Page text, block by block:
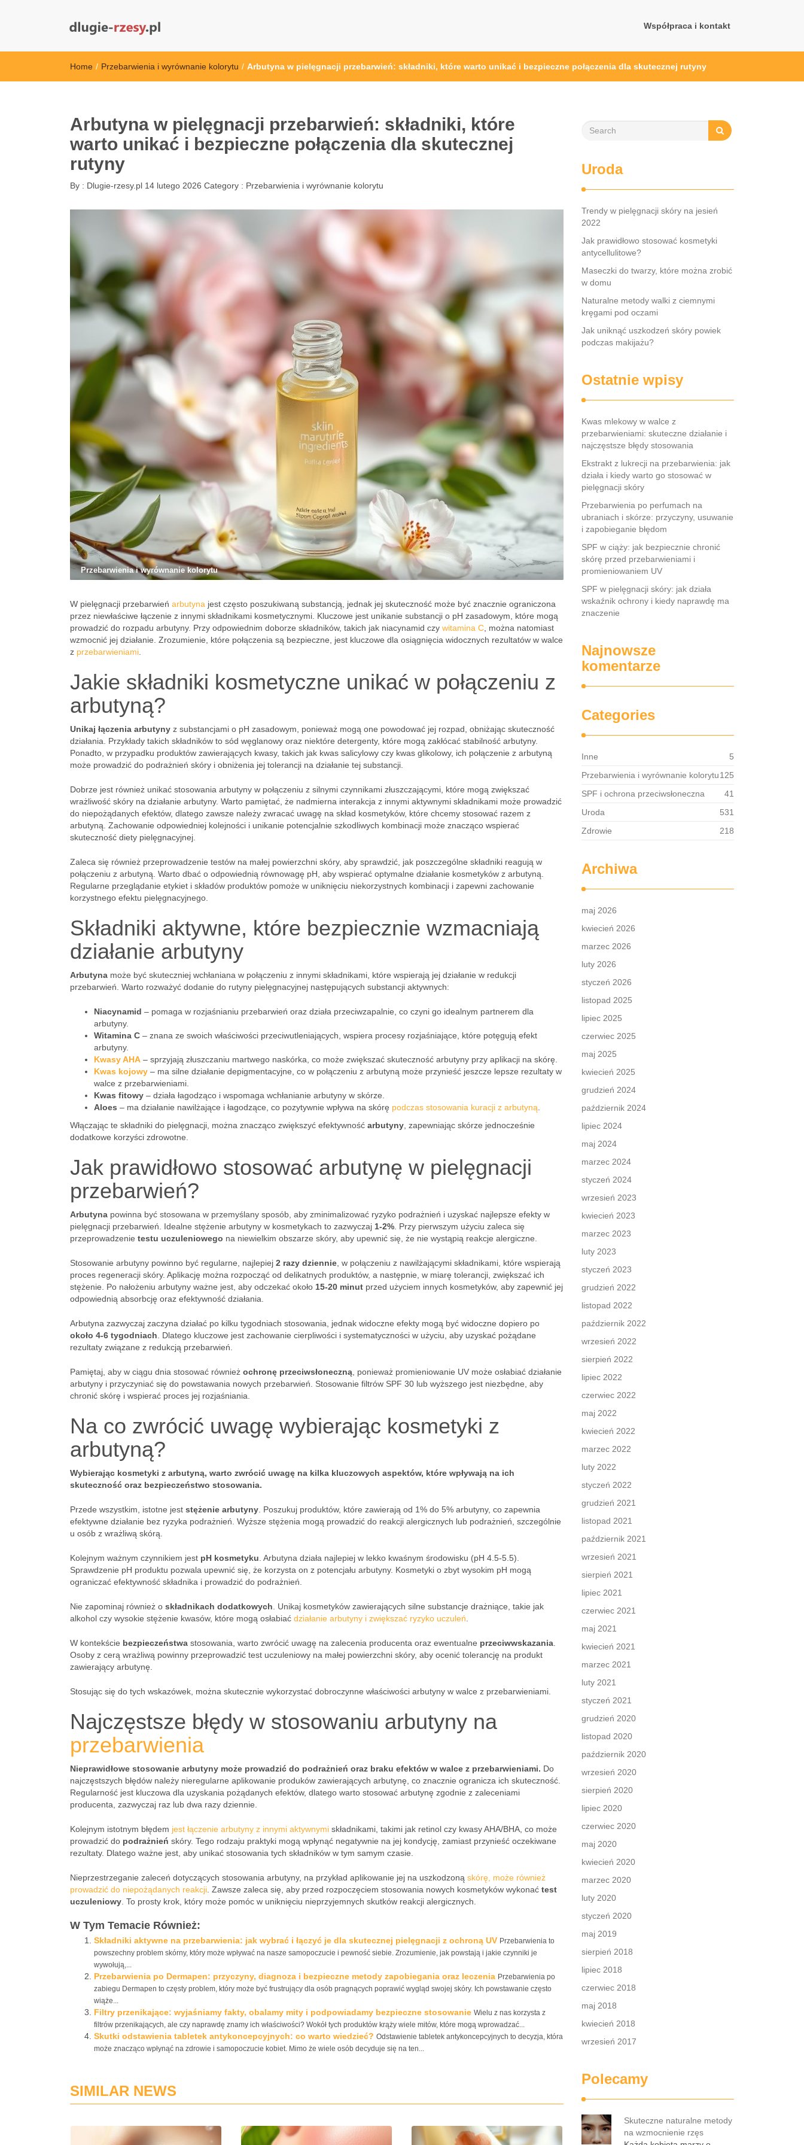
Współpraca i kontakt
Home / Przebarwienia i wyrównanie kolorytu / Arbutyna w pielęgnacji przebarwień: składniki, które warto unikać i bezpieczne połączenia dla skutecznej rutyny
Arbutyna w pielęgnacji przebarwień: składniki, które
warto unikać i bezpieczne połączenia dla skutecznej
rutyny
By : Dlugie-rzesy.pl 14 lutego 2026 Category : Przebarwienia i wyrównanie kolorytu
Przebarwienia i wyrównanie kolorytu
W pielęgnacji przebarwień arbutyna jest często poszukiwaną substancją, jednak jej skuteczność może być znacznie ograniczona
przez niewłaściwe łączenie z innymi składnikami kosmetycznymi. Kluczowe jest unikanie substancji o pH zasadowym, które mogą
prowadzić do rozpadu arbutyny. Przy odpowiednim doborze składników, takich jak niacynamid czy witamina C , można natomiast
wzmocnić jej działanie. Zrozumienie, które połączenia są bezpieczne, jest kluczowe dla osiągnięcia widocznych rezultatów w walce
z przebarwieniami
Jakie składniki kosmetyczne unikać w połączeniu z
arbutyną?
Unikaj łączenia arbutyny z substancjami o pH zasadowym, ponieważ mogą one powodować jej rozpad, obniżając skuteczność
działania. Przykłady takich składników to sód węglanowy oraz niektóre detergenty, które mogą zakłócać stabilność arbutyny.
Ponadto, w przypadku produktów zawierających kwasy, takich jak kwas salicylowy czy kwas glikolowy, ich połączenie z arbutyną
może prowadzić do podrażnień skóry i obniżenia jej tolerancji na działanie tej substancji.
Dobrze jest również unikać stosowania arbutyny w połączeniu z silnymi czynnikami złuszczającymi, które mogą zwiększać
wrażliwość skóry na działanie arbutyny. Warto pamiętać, że nadmierna interakcja z innymi aktywnymi składnikami może prowadzić
do niepożądanych efektów, dlatego zawsze należy zwracać uwagę na skład kosmetyków, które chcemy stosować razem z
arbutyną. Zachowanie odpowiedniej kolejności i unikanie potencjalnie szkodliwych kombinacji może znacząco wspierać
skuteczność diety pielęgnacyjnej.
Zaleca się również przeprowadzenie testów na małej powierzchni skóry, aby sprawdzić, jak poszczególne składniki reagują w
połączeniu z arbutyną. Warto dbać o odpowiednią równowagę pH, aby wspierać optymalne działanie kosmetyków z arbutyną.
Regularne przeglądanie etykiet i składów produktów pomoże w uniknięciu niekorzystnych kombinacji i zapewni zachowanie
korzystnego efektu pielęgnacyjnego.
Składniki aktywne, które bezpiecznie wzmacniają
działanie arbutyny
Arbutyna może być skuteczniej wchłaniana w połączeniu z innymi składnikami, które wspierają jej działanie w redukcji
przebarwień. Warto rozważyć dodanie do rutyny pielęgnacyjnej następujących substancji aktywnych:
Niacynamid – pomaga w rozjaśnianiu przebarwień oraz działa przeciwzapalnie, co czyni go idealnym partnerem dla
arbutyny.
Witamina C – znana ze swoich właściwości przeciwutleniających, wspiera procesy rozjaśniające, które potęgują efekt
arbutyny.
Kwasy AHA – sprzyjają złuszczaniu martwego naskórka, co może zwiększać skuteczność arbutyny przy aplikacji na skórę.
Kwas kojowy – ma silne działanie depigmentacyjne, co w połączeniu z arbutyną może przynieść jeszcze lepsze rezultaty w
walce z przebarwieniami.
Kwas fitowy – działa łagodząco i wspomaga wchłanianie arbutyny w skórze.
Aloes – ma działanie nawilżające i łagodzące, co pozytywnie wpływa na skórę podczas stosowania kuracji z arbutyną
Włączając te składniki do pielęgnacji, można znacząco zwiększyć efektywność arbutyny , zapewniając skórze jednocześnie
dodatkowe korzyści zdrowotne.
Jak prawidłowo stosować arbutynę w pielęgnacji
przebarwień?
Arbutyna powinna być stosowana w przemyślany sposób, aby zminimalizować ryzyko podrażnień i uzyskać najlepsze efekty w
pielęgnacji przebarwień. Idealne stężenie arbutyny w kosmetykach to zazwyczaj 1-2% . Przy pierwszym użyciu zaleca się
przeprowadzenie testu uczuleniowego na niewielkim obszarze skóry, aby upewnić się, że nie wystąpią reakcje alergiczne.
Stosowanie arbutyny powinno być regularne, najlepiej 2 razy dziennie , w połączeniu z nawilżającymi składnikami, które wspierają
proces regeneracji skóry. Aplikację można rozpocząć od delikatnych produktów, a następnie, w miarę tolerancji, zwiększać ich
stężenie. Po nałożeniu arbutyny ważne jest, aby odczekać około 15-20 minut przed użyciem innych kosmetyków, aby zapewnić jej
odpowiednią absorbcję oraz efektywność działania.
Arbutyna zazwyczaj zaczyna działać po kilku tygodniach stosowania, jednak widoczne efekty mogą być widoczne dopiero po
około 4-6 tygodniach . Dlatego kluczowe jest zachowanie cierpliwości i systematyczności w użyciu, aby uzyskać pożądane
rezultaty związane z redukcją przebarwień.
Pamiętaj, aby w ciągu dnia stosować również ochronę przeciwsłoneczną , ponieważ promieniowanie UV może osłabiać działanie
arbutyny i przyczyniać się do powstawania nowych przebarwień. Stosowanie filtrów SPF 30 lub wyższego jest niezbędne, aby
chronić skórę i wspierać proces jej rozjaśniania.
Na co zwrócić uwagę wybierając kosmetyki z
arbutyną?
Wybierając kosmetyki z arbutyną, warto zwrócić uwagę na kilka kluczowych aspektów, które wpływają na ich
skuteczność oraz bezpieczeństwo stosowania.
Przede wszystkim, istotne jest stężenie arbutyny . Poszukuj produktów, które zawierają od 1% do 5% arbutyny, co zapewnia
efektywne działanie bez ryzyka podrażnień. Wyższe stężenia mogą prowadzić do reakcji alergicznych lub podrażnień, szczególnie
u osób z wrażliwą skórą.
Kolejnym ważnym czynnikiem jest pH kosmetyku . Arbutyna działa najlepiej w lekko kwaśnym środowisku (pH 4.5-5.5).
Sprawdzenie pH produktu pozwala upewnić się, że korzysta on z potencjału arbutyny. Kosmetyki o zbyt wysokim pH mogą
ograniczać efektywność składnika i prowadzić do podrażnień.
Nie zapominaj również o składnikach dodatkowych . Unikaj kosmetyków zawierających silne substancje drażniące, takie jak
alkohol czy wysokie stężenie kwasów, które mogą osłabiać działanie arbutyny i zwiększać ryzyko uczuleń
W kontekście bezpieczeństwa stosowania, warto zwrócić uwagę na zalecenia producenta oraz ewentualne przeciwwskazania
Osoby z cerą wrażliwą powinny przeprowadzić test uczuleniowy na małej powierzchni skóry, aby ocenić tolerancję na produkt
zawierający arbutynę.
Stosując się do tych wskazówek, można skutecznie wykorzystać dobroczynne właściwości arbutyny w walce z przebarwieniami.
Najczęstsze błędy w stosowaniu arbutyny na
przebarwienia
Nieprawidłowe stosowanie arbutyny może prowadzić do podrażnień oraz braku efektów w walce z przebarwieniami. Do
najczęstszych błędów należy nieregularne aplikowanie produków zawierających arbutynę, co znacznie ogranicza ich skuteczność.
Regularność jest kluczowa dla uzyskania pożądanych efektów, dlatego warto stosować arbutynę zgodnie z zaleceniami
producenta, zazwyczaj raz lub dwa razy dziennie.
Kolejnym istotnym błędem jest łączenie arbutyny z innymi aktywnymi składnikami, takimi jak retinol czy kwasy AHA/BHA, co może
prowadzić do podrażnień skóry. Tego rodzaju praktyki mogą wpłynąć negatywnie na jej kondycję, zamiast przynieść oczekiwane
rezultaty. Dlatego ważne jest, aby unikać stosowania tych składników w tym samym czasie.
Nieprzestrzeganie zaleceń dotyczących stosowania arbutyny, na przykład aplikowanie jej na uszkodzoną skórę, może również
prowadzić do niepożądanych reakcji . Zawsze zaleca się, aby przed rozpoczęciem stosowania nowych kosmetyków wykonać test
uczuleniowy . To prosty krok, który może pomóc w uniknięciu nieprzyjemnych skutków reakcji alergicznych.
W Tym Temacie Również:
Składniki aktywne na przebarwienia: jak wybrać i łączyć je dla skutecznej pielęgnacji z ochroną UV Przebarwienia to
powszechny problem skórny, który może wpływać na nasze samopoczucie i pewność siebie. Zrozumienie, jak powstają i jakie czynniki je
wywołują,...
Przebarwienia po Dermapen: przyczyny, diagnoza i bezpieczne metody zapobiegania oraz leczenia Przebarwienia po
zabiegu Dermapen to częsty problem, który może być frustrujący dla osób pragnących poprawić wygląd swojej skóry. Ich powstawanie często
wiąże...
Filtry przenikające: wyjaśniamy fakty, obalamy mity i podpowiadamy bezpieczne stosowanie Wielu z nas korzysta z
filtrów przenikających, ale czy naprawdę znamy ich właściwości? Wokół tych produktów krąży wiele mitów, które mogą wprowadzać...
Skutki odstawienia tabletek antykoncepcyjnych: co warto wiedzieć? Odstawienie tabletek antykoncepcyjnych to decyzja, która
może znacząco wpłynąć na zdrowie i samopoczucie kobiet. Mimo że wiele osób decyduje się na ten...
SIMILAR NEWS
Uroda
Trendy w pielęgnacji skóry na jesień
2022
Jak prawidłowo stosować kosmetyki
antycellulitowe?
Maseczki do twarzy, które można zrobić
w domu
Naturalne metody walki z ciemnymi
kręgami pod oczami
Jak uniknąć uszkodzeń skóry powiek
podczas makijażu?
Ostatnie wpisy
Kwas mlekowy w walce z
przebarwieniami: skuteczne działanie i
najczęstsze błędy stosowania
Ekstrakt z lukrecji na przebarwienia: jak
działa i kiedy warto go stosować w
pielęgnacji skóry
Przebarwienia po perfumach na
ubraniach i skórze: przyczyny, usuwanie
i zapobieganie błędom
SPF w ciąży: jak bezpiecznie chronić
skórę przed przebarwieniami i
promieniowaniem UV
SPF w pielęgnacji skóry: jak działa
wskaźnik ochrony i kiedy naprawdę ma
znaczenie
Najnowsze
komentarze
Categories
Inne
5
Przebarwienia i wyrównanie kolorytu125
SPF i ochrona przeciwsłoneczna
41
Uroda
531
Zdrowie
218
Archiwa
maj 2026
kwiecień 2026
marzec 2026
luty 2026
styczeń 2026
listopad 2025
lipiec 2025
czerwiec 2025
maj 2025
kwiecień 2025
grudzień 2024
październik 2024
lipiec 2024
maj 2024
marzec 2024
styczeń 2024
wrzesień 2023
kwiecień 2023
marzec 2023
luty 2023
styczeń 2023
grudzień 2022
listopad 2022
październik 2022
wrzesień 2022
sierpień 2022
lipiec 2022
czerwiec 2022
maj 2022
kwiecień 2022
marzec 2022
luty 2022
styczeń 2022
grudzień 2021
listopad 2021
październik 2021
wrzesień 2021
sierpień 2021
lipiec 2021
czerwiec 2021
maj 2021
kwiecień 2021
marzec 2021
luty 2021
styczeń 2021
grudzień 2020
listopad 2020
październik 2020
wrzesień 2020
sierpień 2020
lipiec 2020
czerwiec 2020
maj 2020
kwiecień 2020
marzec 2020
luty 2020
styczeń 2020
maj 2019
sierpień 2018
lipiec 2018
czerwiec 2018
maj 2018
kwiecień 2018
wrzesień 2017
Polecamy
Skuteczne naturalne metody
na wzmocnienie rzęs